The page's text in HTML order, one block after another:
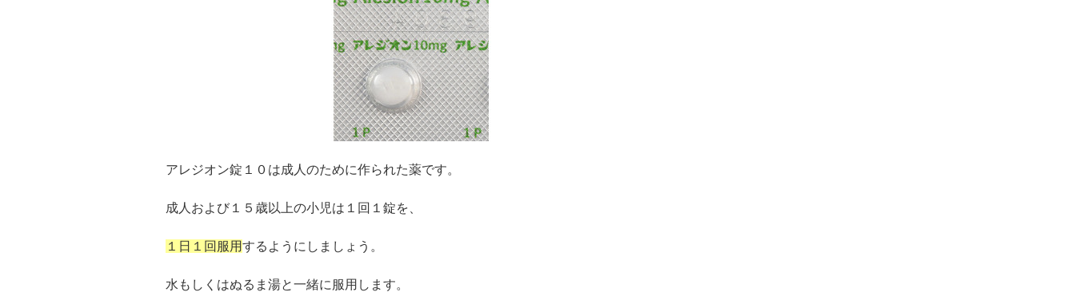
アレジオン錠１０は成人のために作られた薬です。
成人および１５歳以上の小児は１回１錠を、
１日１回服用するようにしましょう。
水もしくはぬるま湯と一緒に服用します。